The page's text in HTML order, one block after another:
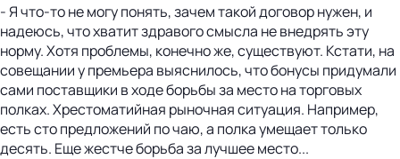
- Я что-то не могу понять, зачем такой договор нужен, и
надеюсь, что хватит здравого смысла не внедрять эту
норму. Хотя проблемы, конечно же, существуют. Кстати, на
совещании у премьера выяснилось, что бонусы придумали
сами поставщики в ходе борьбы за место на торговых
полках. Хрестоматийная рыночная ситуация. Например,
есть сто предложений по чаю, а полка умещает только
десять. Еще жестче борьба за лучшее место...